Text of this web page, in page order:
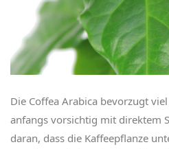
Die Coffea Arabica bevorzugt
anfangs vorsichtig mit direktem
daran, dass die Kaffeepflanze